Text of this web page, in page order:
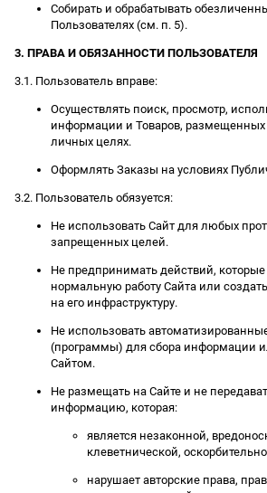
Собирать и обрабатывать
Пользователях (см. п. 5).
3. ПРАВА И ОБЯЗАННОСТИ ПОЛЬЗОВАТЕЛЯ
3.1. Пользователь вправе:
Осуществлять поиск, просмотр,
информации и Товаров, размещенных
личных целях.
Оформлять Заказы на условиях
3.2. Пользователь обязуется:
Не использовать Сайт для любых
запрещенных целей.
Не предпринимать действий,
нормальную работу Сайта или
на его инфраструктуру.
Не использовать
(программы) для сбора информации
Сайтом.
Не размещать на Сайте и не
информацию, которая:
является незаконной,
клеветнической,
нарушает авторские права,